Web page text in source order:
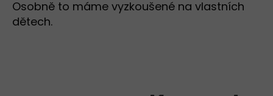
Osobně to máme vyzkoušené na vlastních
dětech.